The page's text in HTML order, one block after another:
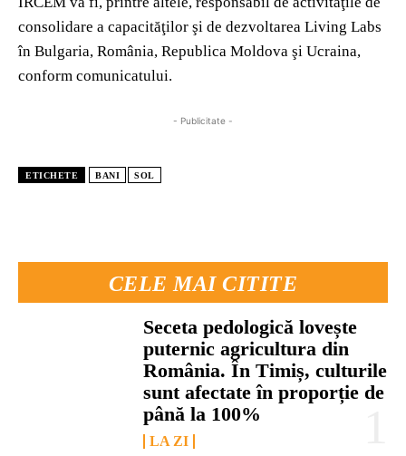
CELE MAI CITITE
Seceta pedologică lovește
puternic agricultura din
România. În Timiș, culturile
sunt afectate în proporție de
până la 100%
LA ZI
consolidare a capacităţilor şi de dezvoltarea Living Labs
în Bulgaria, România, Republica Moldova şi Ucraina,
conform comunicatului.
- Publicitate -
ETICHETE BANI SOL